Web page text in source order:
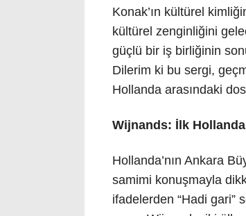
Konak’ın kültürel
kültürel zenginliğini
güçlü bir iş birliğinin
Dilerim ki bu sergi,
Hollanda arasındaki
Wijnands: İlk
Hollanda’nın Ankara
samimi konuşmayla
ifadelerden “Hadi gari”